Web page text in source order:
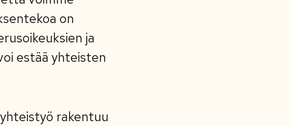
on
ja
estää yhteisten
rakentuu